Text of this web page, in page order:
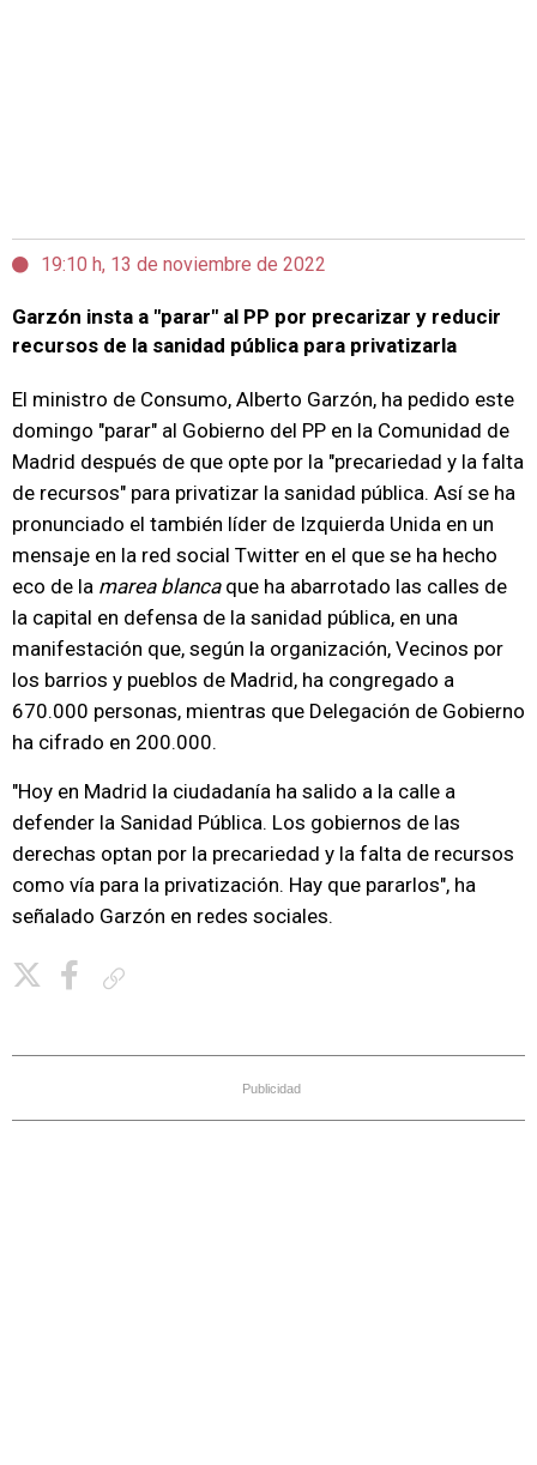
19:10 h, 13 de noviembre de 2022
Garzón insta a "parar" al PP por precarizar y reducir
recursos de la sanidad pública para privatizarla
El ministro de Consumo, Alberto Garzón, ha pedido este
domingo "parar" al Gobierno del PP en la Comunidad de
Madrid después de que opte por la "precariedad y la falta
de recursos" para privatizar la sanidad pública. Así se ha
pronunciado el también líder de Izquierda Unida en un
mensaje en la red social Twitter en el que se ha hecho
eco de la marea blanca que ha abarrotado las calles de
la capital en defensa de la sanidad pública, en una
manifestación que, según la organización, Vecinos por
los barrios y pueblos de Madrid, ha congregado a
670.000 personas, mientras que Delegación de Gobierno
ha cifrado en 200.000.
"Hoy en Madrid la ciudadanía ha salido a la calle a
defender la Sanidad Pública. Los gobiernos de las
derechas optan por la precariedad y la falta de recursos
como vía para la privatización. Hay que pararlos", ha
señalado Garzón en redes sociales.
Publicidad